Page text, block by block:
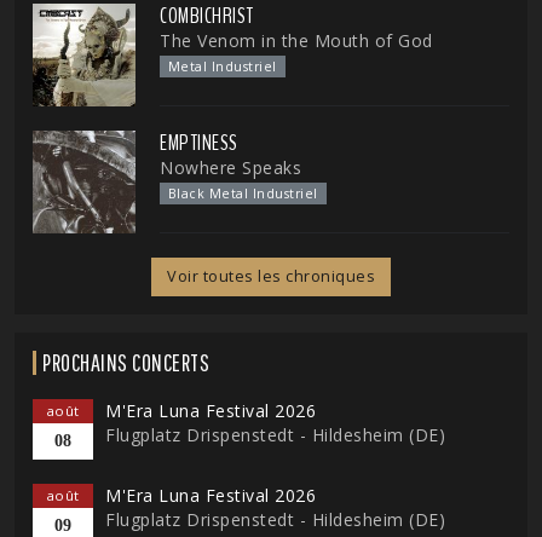
COMBICHRIST
The Venom in the Mouth of God
Metal Industriel
EMPTINESS
Nowhere Speaks
Black Metal Industriel
Voir toutes les chroniques
PROCHAINS CONCERTS
août
08
M'Era Luna Festival 2026
Flugplatz Drispenstedt - Hildesheim (DE)
août
09
M'Era Luna Festival 2026
Flugplatz Drispenstedt - Hildesheim (DE)